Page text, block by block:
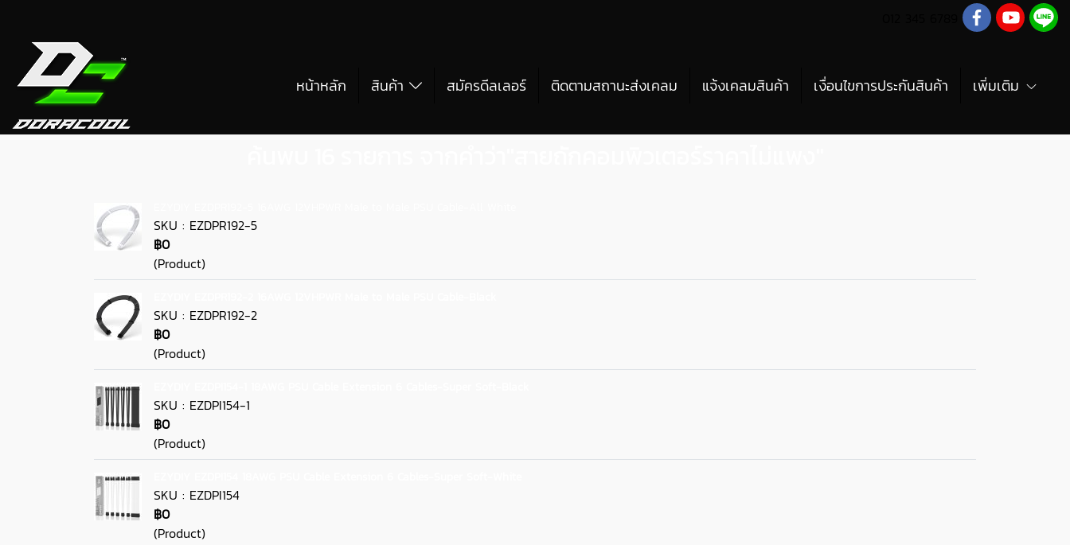
หน้าหลัก สินค้า สมัครดีลเลอร์ ติดตามสถานะส่งเคลม แจ้งเคลมสินค้า เงื่อนไขการประกันสินค้า เพิ่มเติม
SKU : EZDPR192-5
฿0
(Product)
SKU : EZDPR192-2
฿0
(Product)
SKU : EZDPI154-1
฿0
(Product)
SKU : EZDPI154
฿0
(Product)